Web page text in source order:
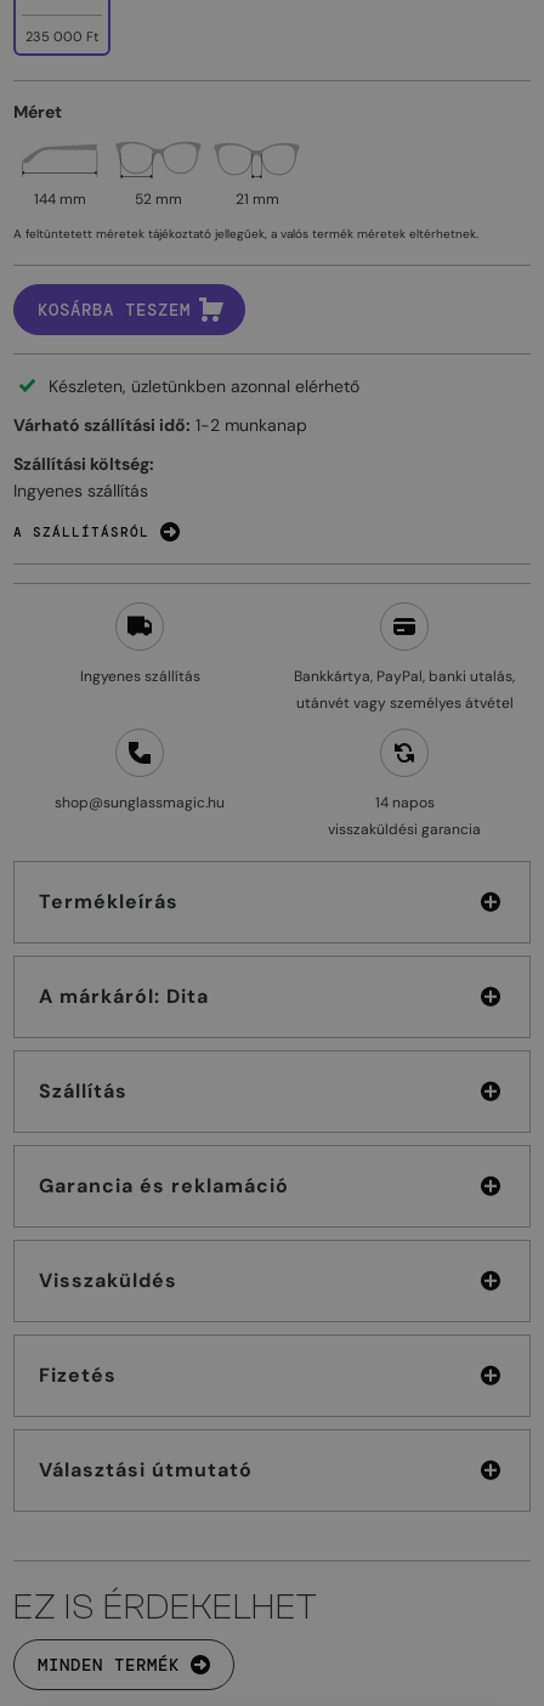
Ingyenes szállítás
Bankkártya, PayPal, banki utalás,
utánvét vagy személyes átvétel
shop@sunglassmagic.hu
14 napos
visszaküldési garancia
Termékleírás
A márkáról: Dita
Szállítás
Garancia és reklamáció
Visszaküldés
Fizetés
Választási útmutató
235 000 Ft
Méret
144 mm 52 mm 21 mm
A feltüntetett méretek tájékoztató jellegűek, a valós termék méretek eltérhetnek.
KOSÁRBA TESZEM
Készleten, üzletünkben azonnal elérhető
Várható szállítási idő: 1-2 munkanap
Szállítási költség:
Ingyenes szállítás
A SZÁLLÍTÁSRÓL
EZ IS ÉRDEKELHET
MINDEN TERMÉK